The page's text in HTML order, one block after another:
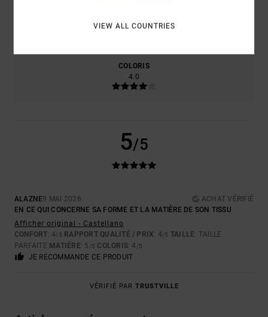
COLORIS
4.0
5/5
ALAZNE9 MAI 2026
ACHAT VÉRIFIÉ
EN CE QUI CONCERNE SA FORME ET LA MATIÈRE DE SON TISSU
Afficher original - Castellano
CONFORT: 4/5 RAPPORT QUALITÉ / PRIX: 4/5 TAILLE: TAILLE
PARFAITE MATIÈRE: 5 /5 COLORIS: 4 /5
JE RECOMMANDE CE PRODUIT
VÉRIFIÉ PAR TRUSTVILLE
VIEW ALL COUNTRIES